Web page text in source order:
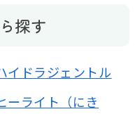
探す
イドラジェントル
ーライト（にき